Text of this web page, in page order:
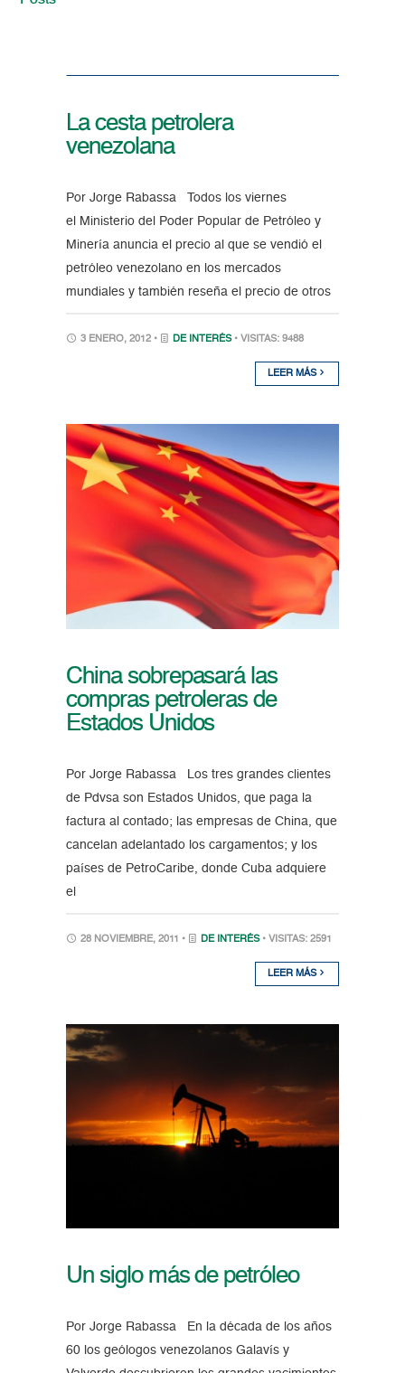
La cesta petrolera
venezolana
Por Jorge Rabassa Todos los viernes
el Ministerio del Poder Popular de Petróleo y
Minería anuncia el precio al que se vendió el
petróleo venezolano en los mercados
mundiales y también reseña el precio de otros
3 ENERO, 2012 • DE INTERÉS • VISITAS: 9488
LEER MÁS
China sobrepasará las
compras petroleras de
Estados Unidos
Por Jorge Rabassa Los tres grandes clientes
de Pdvsa son Estados Unidos, que paga la
factura al contado; las empresas de China, que
cancelan adelantado los cargamentos; y los
países de PetroCaribe, donde Cuba adquiere
el
28 NOVIEMBRE, 2011 • DE INTERÉS • VISITAS: 2591
LEER MÁS
Un siglo más de petróleo
Por Jorge Rabassa En la década de los años
60 los geólogos venezolanos Galavís y